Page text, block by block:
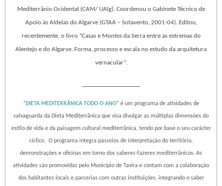
Mediterrânio Ocidental (CAM/ UAlg). Coordenou o Gabinete Técnico de
Apoio às Aldeias do Algarve (GTAA – Sotavento, 2001-04). Editou,
recentemente, o livro “Casas e Montes da Serra entre as estremas do
Alentejo e do Algarve. Forma, processo e escala no estudo da arquitetura
vernacular”.
“ DIETA MEDITERRÂNICA TODO O ANO” é um programa de atividades de
salvaguarda da Dieta Mediterrânica que visa divulgar as múltiplas dimensões do
estilo de vida e da paisagem cultural mediterrânica, tendo por base o seu carácter
cíclico. O programa integra passeios de interpretação do território,
demonstrações e oficinas em torno dos saberes-fazeres mediterrânicos. As
atividades são promovidas pelo Município de Tavira e contam com a colaboração
dos habitantes locais e parcerias com outras instituições, integrando o saber